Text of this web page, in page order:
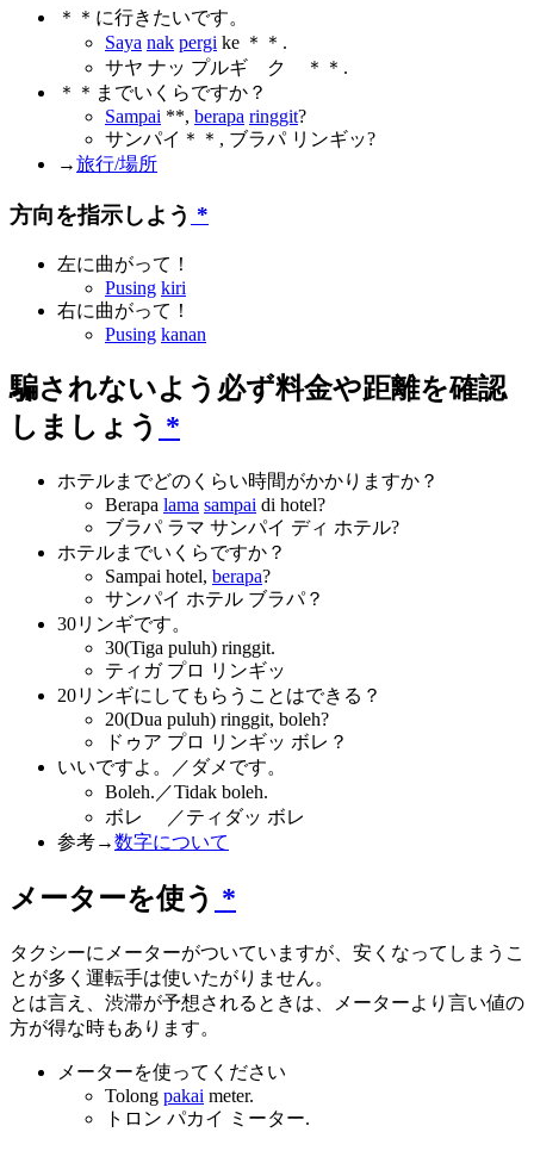
＊＊に行きたいです。
Saya nak pergi ke ＊＊.
サヤ ナッ プルギ ク ＊＊.
＊＊までいくらですか？
Sampai **, berapa ringgit?
サンパイ＊＊, ブラパ リンギッ?
→旅行/場所
方向を指示しよう *
左に曲がって！
Pusing kiri
右に曲がって！
Pusing kanan
騙されないよう必ず料金や距離を確認
しましょう *
ホテルまでどのくらい時間がかかりますか？
Berapa lama sampai di hotel?
ブラパ ラマ サンパイ ディ ホテル?
ホテルまでいくらですか？
Sampai hotel, berapa?
サンパイ ホテル ブラパ？
30リンギです。
30(Tiga puluh) ringgit.
ティガ プロ リンギッ
20リンギにしてもらうことはできる？
20(Dua puluh) ringgit, boleh?
ドゥア プロ リンギッ ボレ？
いいですよ。／ダメです。
Boleh.／Tidak boleh.
ボレ ／ティダッ ボレ
参考→数字について
メーターを使う *
タクシーにメーターがついていますが、安くなってしまうこ
とが多く運転手は使いたがりません。
とは言え、渋滞が予想されるときは、メーターより言い値の
方が得な時もあります。
メーターを使ってください
Tolong pakai meter.
トロン パカイ ミーター.